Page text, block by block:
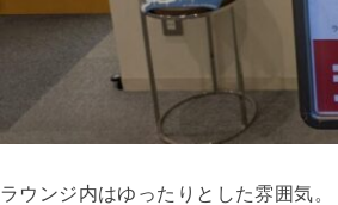
ラウンジ内はゆったりとした雰囲気。